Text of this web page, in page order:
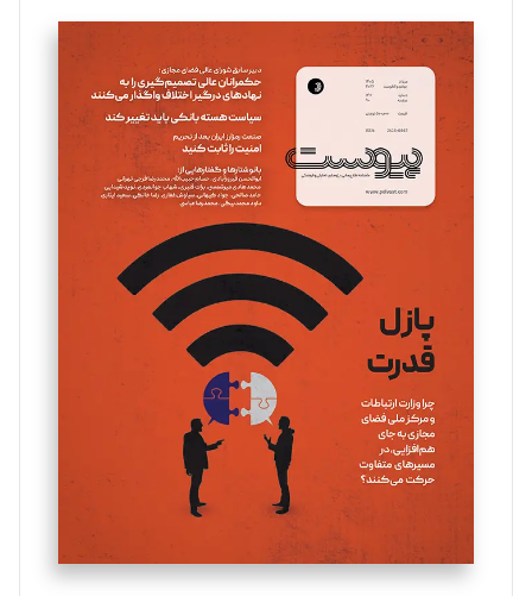
تحریریه
سروش کرمیان
تحریریه
مینا پاکدل
یسنا امان‌پور
تحریریه
ملینا جعفری
تحریریه
مصطفی مسجدی آرانی
تحریریه